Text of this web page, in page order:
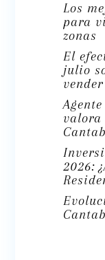
Los
para
zonas
El
julio
valora
2026: